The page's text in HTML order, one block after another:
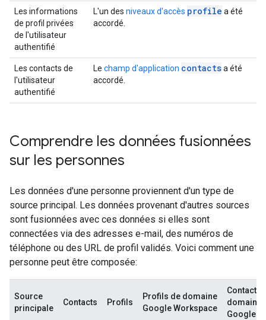
Les informations
de profil privées
de l'utilisateur
authentifié
L'un des niveaux d'accès profile a été
accordé.
Les contacts de
l'utilisateur
authentifié
Le champ d'application contactsa été
accordé.
Comprendre les données fusionnées
sur les personnes
Les données d'une personne proviennent d'un type de
source principal. Les données provenant d'autres sources
sont fusionnées avec ces données si elles sont
connectées via des adresses e-mail, des numéros de
téléphone ou des URL de profil validés. Voici comment une
personne peut être composée:
Source
principale
Contacts Profils
Profils de domaine
Google Workspace
Contacts
domaine
Google